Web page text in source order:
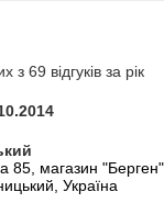
з 69 відгуків за рік
85, магазин
Україна